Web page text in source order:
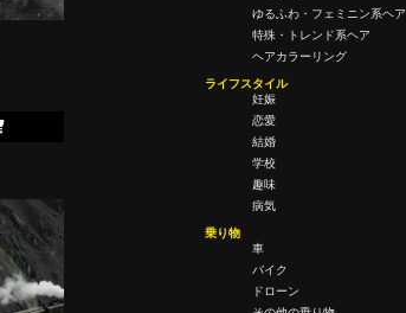
ゆるふわ・フェミニン系ヘア
特殊・トレンド系ヘア
ヘアカラーリング
ライフスタイル
妊娠
恋愛
結婚
学校
趣味
病気
乗り物
車
バイク
ドローン